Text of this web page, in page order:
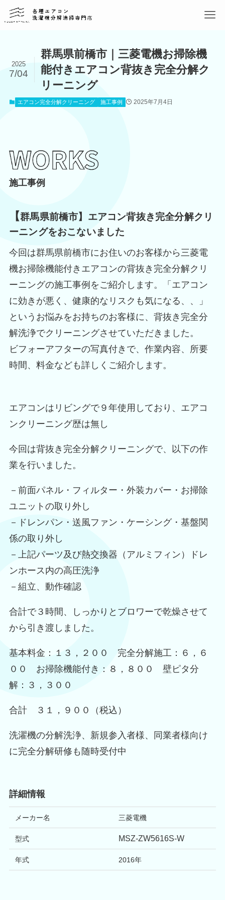
群馬県前橋市｜三菱電機お掃除機
能付きエアコン背抜き完全分解ク
リーニング
2025
7/04
エアコン完全分解クリーニング 施工事例 2025年7月4日
施工事例
【群馬県前橋市】エアコン背抜き完全分解クリ
ーニングをおこないました
今回は群馬県前橋市にお住いのお客様から三菱電
機お掃除機能付きエアコンの背抜き完全分解クリ
ーニングの施工事例をご紹介します。「エアコン
に効きが悪く、健康的なリスクも気になる、、」
というお悩みをお持ちのお客様に、背抜き完全分
解洗浄でクリーニングさせていただきました。
ビフォーアフターの写真付きで、作業内容、所要
時間、料金なども詳しくご紹介します。
エアコンはリビングで９年使用しており、エアコ
ンクリーニング歴は無し
今回は背抜き完全分解クリーニングで、以下の作
業を行いました。
－前面パネル・フィルター・外装カバー・お掃除
ユニットの取り外し
－ドレンパン・送風ファン・ケーシング・基盤関
係の取り外し
－上記パーツ及び熱交換器（アルミフィン）ドレ
ンホース内の高圧洗浄
－組立、動作確認
合計で３時間、しっかりとブロワーで乾燥させて
から引き渡しました。
基本料金：１３，２００ 完全分解施工：６，６
００ お掃除機能付き：８，８００ 壁ピタ分
解：３，３００
合計 ３１，９００（税込）
洗濯機の分解洗浄、新規参入者様、同業者様向け
に完全分解研修も随時受付中
詳細情報
メーカー名 三菱電機
型式 MSZ-ZW5616S-W
年式 2016年